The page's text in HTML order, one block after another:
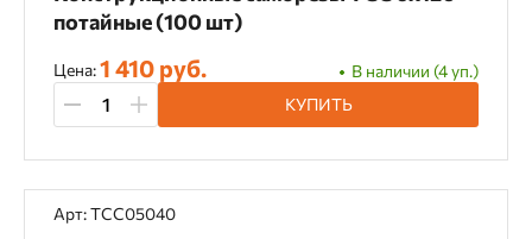
потайные (100 шт)
Цена:1 410 руб.
В наличии (4 уп.)
КУПИТЬ
Арт: TCC05040